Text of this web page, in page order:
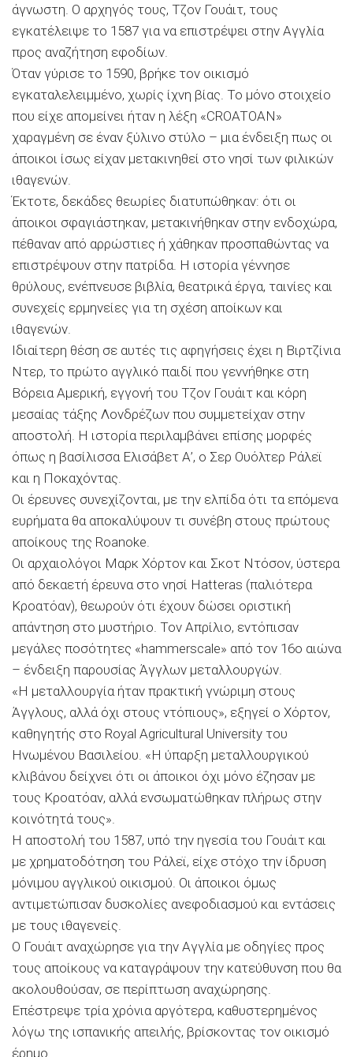
άγνωστη. Ο αρχηγός τους, Τζον Γουάιτ, τους
εγκατέλειψε το 1587 για να επιστρέψει στην Αγγλία
προς αναζήτηση εφοδίων.
Όταν γύρισε το 1590, βρήκε τον οικισμό
εγκαταλελειμμένο, χωρίς ίχνη βίας. Το μόνο στοιχείο
που είχε απομείνει ήταν η λέξη «CROATOAN»
χαραγμένη σε έναν ξύλινο στύλο – μια ένδειξη πως οι
άποικοι ίσως είχαν μετακινηθεί στο νησί των φιλικών
ιθαγενών.
Έκτοτε, δεκάδες θεωρίες διατυπώθηκαν: ότι οι
άποικοι σφαγιάστηκαν, μετακινήθηκαν στην ενδοχώρα,
πέθαναν από αρρώστιες ή χάθηκαν προσπαθώντας να
επιστρέψουν στην πατρίδα. Η ιστορία γέννησε
θρύλους, ενέπνευσε βιβλία, θεατρικά έργα, ταινίες και
συνεχείς ερμηνείες για τη σχέση αποίκων και
ιθαγενών.
Ιδιαίτερη θέση σε αυτές τις αφηγήσεις έχει η Βιρτζίνια
Ντερ, το πρώτο αγγλικό παιδί που γεννήθηκε στη
Βόρεια Αμερική, εγγονή του Τζον Γουάιτ και κόρη
μεσαίας τάξης Λονδρέζων που συμμετείχαν στην
αποστολή. Η ιστορία περιλαμβάνει επίσης μορφές
όπως η βασίλισσα Ελισάβετ Α’, ο Σερ Ουόλτερ Ράλεϊ
και η Ποκαχόντας.
Οι έρευνες συνεχίζονται, με την ελπίδα ότι τα επόμενα
ευρήματα θα αποκαλύψουν τι συνέβη στους πρώτους
αποίκους της Roanoke.
Οι αρχαιολόγοι Μαρκ Χόρτον και Σκοτ Ντόσον, ύστερα
από δεκαετή έρευνα στο νησί Hatteras (παλιότερα
Κροατόαν), θεωρούν ότι έχουν δώσει οριστική
απάντηση στο μυστήριο. Τον Απρίλιο, εντόπισαν
μεγάλες ποσότητες «hammerscale» από τον 16ο αιώνα
– ένδειξη παρουσίας Άγγλων μεταλλουργών.
«Η μεταλλουργία ήταν πρακτική γνώριμη στους
Άγγλους, αλλά όχι στους ντόπιους», εξηγεί ο Χόρτον,
καθηγητής στο Royal Agricultural University του
Ηνωμένου Βασιλείου. «Η ύπαρξη μεταλλουργικού
κλιβάνου δείχνει ότι οι άποικοι όχι μόνο έζησαν με
τους Κροατόαν, αλλά ενσωματώθηκαν πλήρως στην
κοινότητά τους».
Η αποστολή του 1587, υπό την ηγεσία του Γουάιτ και
με χρηματοδότηση του Ράλεϊ, είχε στόχο την ίδρυση
μόνιμου αγγλικού οικισμού. Οι άποικοι όμως
αντιμετώπισαν δυσκολίες ανεφοδιασμού και εντάσεις
με τους ιθαγενείς.
Ο Γουάιτ αναχώρησε για την Αγγλία με οδηγίες προς
τους αποίκους να καταγράψουν την κατεύθυνση που θα
ακολουθούσαν, σε περίπτωση αναχώρησης.
Επέστρεψε τρία χρόνια αργότερα, καθυστερημένος
λόγω της ισπανικής απειλής, βρίσκοντας τον οικισμό
έρημο.